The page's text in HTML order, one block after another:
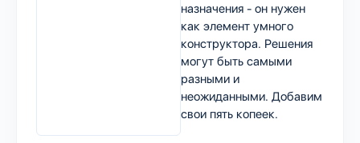
назначения - он нужен
как элемент умного
конструктора. Решения
могут быть самыми
разными и
неожиданными. Добавим
свои пять копеек.